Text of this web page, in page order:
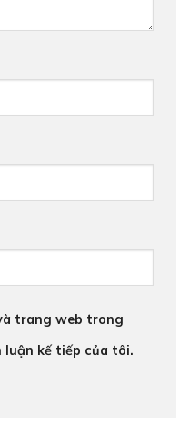
trang web trong
kế tiếp của tôi.